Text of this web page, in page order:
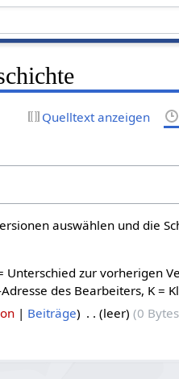
Quelltext anzeigen
auswählen und die
Unterschied zur vorherigen
des Bearbeiters, K =
Beiträge leer 0 Bytes